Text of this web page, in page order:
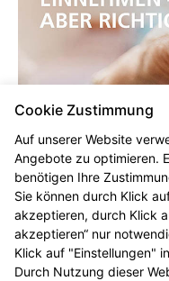
Cookie Zustimmung
Auf unserer Website
Angebote zu optimieren.
benötigen Ihre
Sie können durch Klick
akzeptieren, durch Klick
akzeptieren“ nur
Klick auf "Einstellungen"
Durch Nutzung dieser